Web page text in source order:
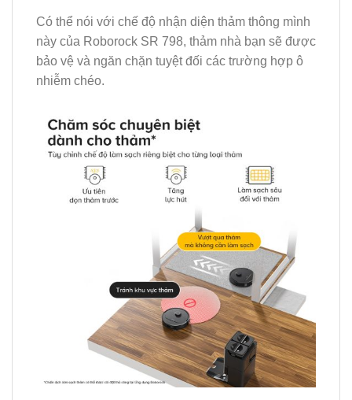
Có thể nói với chế độ nhận diện thảm thông mình
này của Roborock SR 798, thảm nhà bạn sẽ được
bảo vệ và ngăn chặn tuyệt đối các trường hợp ô
nhiễm chéo.